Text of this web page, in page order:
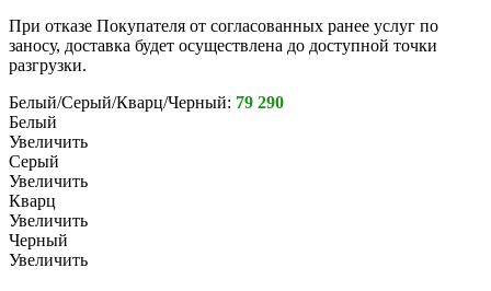
При отказе Покупателя от согласованных ранее услуг по
заносу, доставка будет осуществлена до доступной точки
разгрузки.
Белый/Серый/Кварц/Черный: 79 290
Белый
Увеличить
Серый
Увеличить
Кварц
Увеличить
Черный
Увеличить